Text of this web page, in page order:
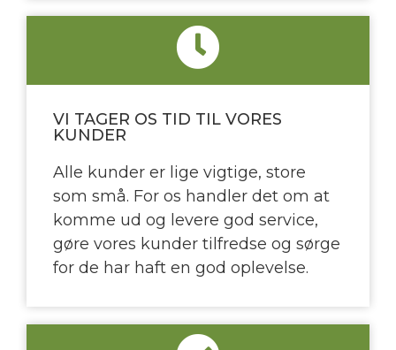
VI TAGER OS TID TIL VORES
KUNDER
Alle kunder er lige vigtige, store
som små. For os handler det om at
komme ud og levere god service,
gøre vores kunder tilfredse og sørge
for de har haft en god oplevelse.